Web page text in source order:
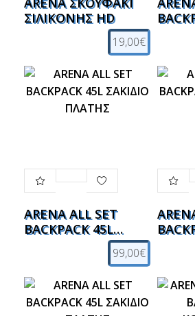
ΣΙΛΙΚΟΝΗΣ HD
19,00€
ARENA ALL SET
BACKPACK 45L
ΣΑΚΙΔΙΟ ΠΛΑΤΗΣ
99,00€